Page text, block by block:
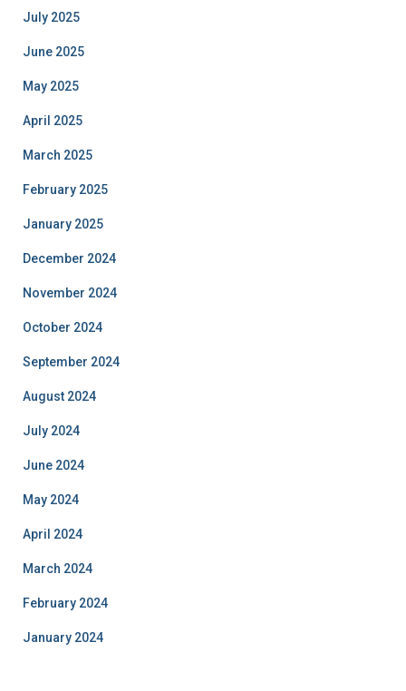
July 2025
June 2025
May 2025
April 2025
March 2025
February 2025
January 2025
December 2024
November 2024
October 2024
September 2024
August 2024
July 2024
June 2024
May 2024
April 2024
March 2024
February 2024
January 2024